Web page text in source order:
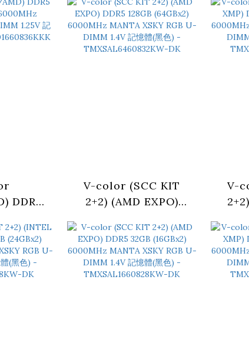
/白
-16GB/32GB(16GB*2)
DDR5
1.25V
) -
V-color (SCC KIT
2+2) (AMD EXPO)
(64GBx2) 6000MHz
MANTA XSKY RGB U-
DIMM 1.4V 記憶體(黑
色) -
V-